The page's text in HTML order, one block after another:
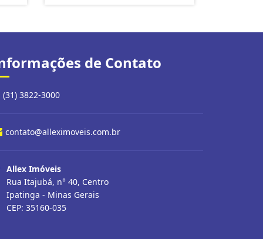
de Contato
(31) 3822-3000
contato@alleximoveis.com.br
Allex Imóveis
Rua Itajubá, n° 40, Centro
Ipatinga - Minas Gerais
CEP: 35160-035